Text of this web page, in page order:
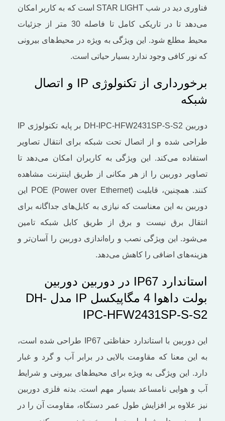
فناوری دید در شب STAR LIGHT است که به کاربر امکان
می‌دهد تا در تاریکی کامل تا فاصله 30 متر از جزئیات
محیط مطلع شود. این ویژگی به ویژه در محیط‌های بیرونی
که نور کافی وجود ندارد بسیار حیاتی است.
برخورداری از تکنولوژی IP و اتصال
شبکه
دوربین DH-IPC-HFW2431SP-S-S2 بر پایه تکنولوژی IP
طراحی شده و از اتصال تحت شبکه برای انتقال تصاویر
استفاده می‌کند. این ویژگی به کاربران امکان می‌دهد تا
تصاویر دوربین را از هر مکانی از طریق اینترنت مشاهده
کنند. همچنین، قابلیت POE (Power over Ethernet) این
دوربین به این معناست که نیازی به کابل‌های جداگانه برای
انتقال برق نیست و برق از طریق کابل شبکه تامین
می‌شود. این ویژگی نصب و راه‌اندازی دوربین را آسان‌تر و
هزینه‌های اضافی را کاهش می‌دهد.
استاندارد IP67 در دوربین دوربین
بولت داهوا 4 مگاپیکسل IP مدل DH-
IPC-HFW2431SP-S-S2
این دوربین با استاندارد حفاظتی IP67 طراحی شده است،
به این معنا که مقاومت بالایی در برابر آب و گرد و غبار
دارد. این ویژگی به ویژه برای محیط‌های بیرونی و شرایط
آب و هوایی نامساعد بسیار مهم است. بدنه فلزی دوربین
نیز علاوه بر افزایش طول عمر دستگاه، مقاومت آن را در